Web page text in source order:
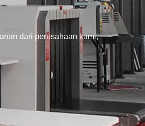
dari perusahaan kami,